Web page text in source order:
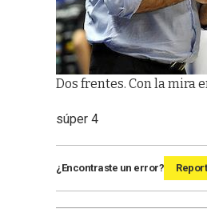
Dos frentes. Con la mira
súper 4
¿Encontraste un error?